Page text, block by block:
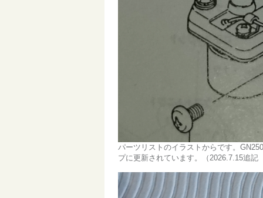
パーツリストのイラストからです。
プに更新されています。（2026.7.15追